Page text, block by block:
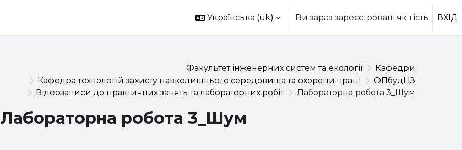
Українська ‎(uk)‎ Ви зараз зареєстровані як гість ВХІД
Факультет інженерних систем та екології
Кафедри
Кафедра технологій захисту навколишнього середовища та охорони праці
ОПбудЦЗ
Відеозаписи до практичних занять та лабораторних робіт
Лабораторна робота 3_Шум
Лабораторна робота 3_Шум